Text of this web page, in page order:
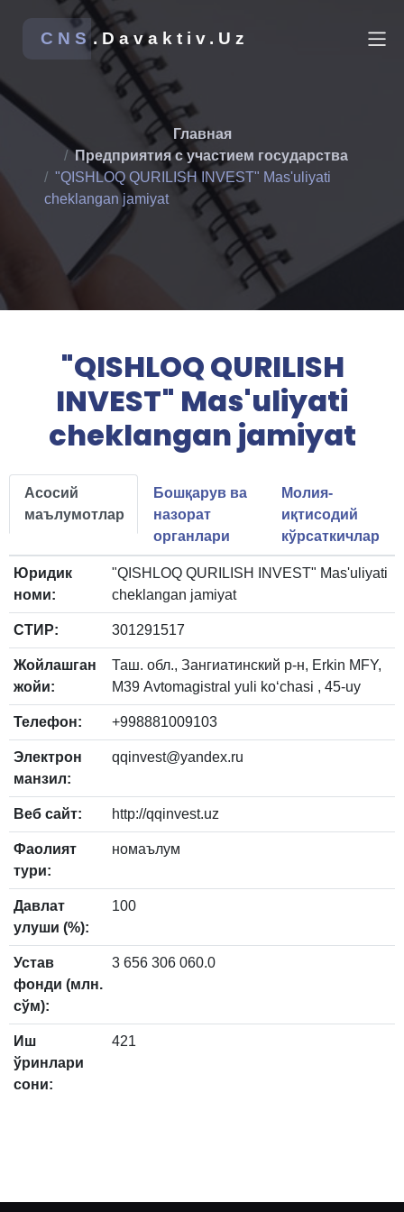
CNS .Davaktiv.Uz
Главная
Предприятия с участием государства
"QISHLOQ QURILISH INVEST" Mas'uliyati
cheklangan jamiyat
"QISHLOQ QURILISH
INVEST" Mas'uliyati
cheklangan jamiyat
Асосий
маълумотлар
Бошқарув ва
назорат
органлари
Молия-
иқтисодий
кўрсаткичлар
Юридик
номи:
"QISHLOQ QURILISH INVEST" Mas'uliyati
cheklangan jamiyat
СТИР: 301291517
Жойлашган
жойи:
Таш. обл., Зангиатинский р-н, Erkin MFY,
M39 Аvtomagistral yuli ko‘chasi , 45-uy
Телефон: +998881009103
Электрон
манзил:
qqinvest@yandex.ru
Веб сайт: http://qqinvest.uz
Фаолият
тури:
номаълум
Давлат
улуши (%):
100
Устав
фонди (млн.
сўм):
3 656 306 060.0
Иш
ўринлари
сони:
421